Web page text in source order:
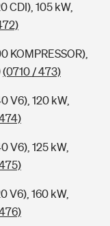
CDI), 105 kW,
KOMPRESSOR),
(0710 / 473)
V6), 120 kW,
V6), 125 kW,
V6), 160 kW,